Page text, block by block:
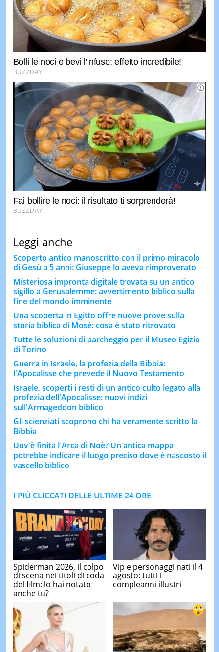
Leggi anche
Scoperto antico manoscritto con il primo miracolo
di Gesù a 5 anni: Giuseppe lo aveva rimproverato
Misteriosa impronta digitale trovata su un antico
sigillo a Gerusalemme: avvertimento biblico sulla
fine del mondo imminente
Una scoperta in Egitto offre nuove prove sulla
storia biblica di Mosè: cosa è stato ritrovato
Tutte le soluzioni di parcheggio per il Museo Egizio
di Torino
Guerra in Israele, la profezia della Bibbia:
l'Apocalisse che prevede il Nuovo Testamento
Israele, scoperti i resti di un antico culto legato alla
profezia dell'Apocalisse: nuovi indizi
sull'Armageddon biblico
Gli scienziati scoprono chi ha veramente scritto la
Bibbia
Dov'è finita l'Arca di Noè? Un'antica mappa
potrebbe indicare il luogo preciso dove è nascosto il
vascello biblico
I PIÙ CLICCATI DELLE ULTIME 24 ORE
Spiderman 2026, il colpo
di scena nei titoli di coda
del film: lo hai notato
anche tu?
Vip e personaggi nati il 4
agosto: tutti i
compleanni illustri